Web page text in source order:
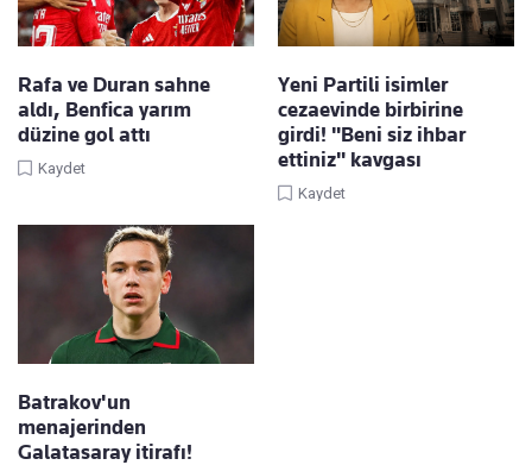
Rafa ve Duran sahne
aldı, Benfica yarım
düzine gol attı
Kaydet
Yeni Partili isimler
cezaevinde birbirine
girdi! "Beni siz ihbar
ettiniz" kavgası
Kaydet
Batrakov'un
menajerinden
Galatasaray itirafı!